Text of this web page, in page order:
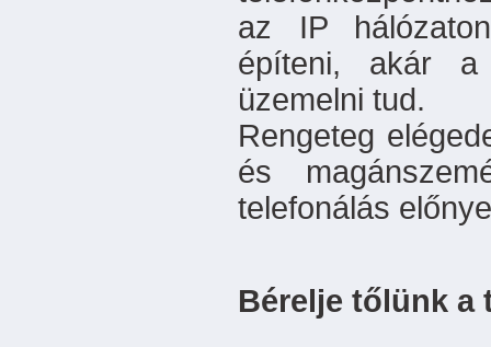
az IP
építeni, akár a
üzemelni tud.
Rengeteg
és
telefonálás
Bérelje tőlünk a